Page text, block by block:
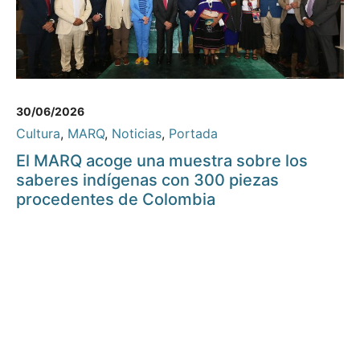
30/06/2026
Cultura, MARQ, Noticias, Portada
El MARQ acoge una muestra sobre los
saberes indígenas con 300 piezas
procedentes de Colombia